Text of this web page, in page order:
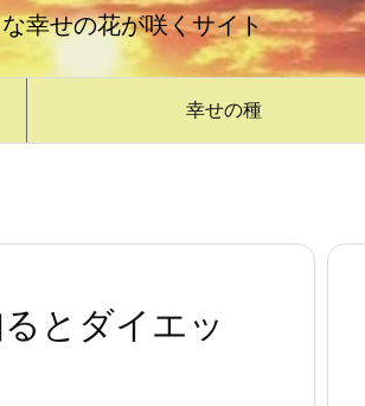
幸せの花が咲くサイト
幸せの種
とダイエッ